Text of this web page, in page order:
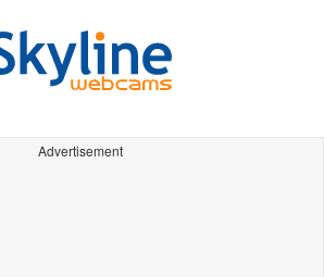
Advertisement